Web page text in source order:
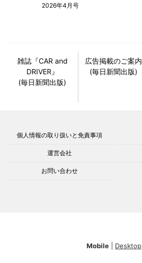
2026年4月号
雑誌『CAR and
DRIVER』
(毎日新聞出版)
広告掲載のご案内
(毎日新聞出版)
個人情報の取り扱いと免責事項
運営会社
お問い合わせ
Mobile Desktop